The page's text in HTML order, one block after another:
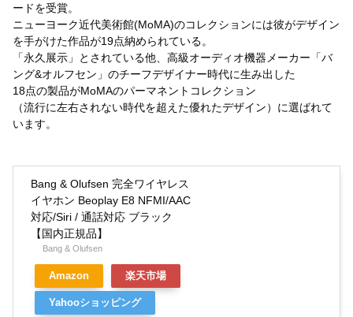
ードを受賞。
ニューヨーク近代美術館(MoMA)のコレクションには彼がデザイン
を手がけた作品が19点納められている。
「永久展示」とされている他、高級オーディオ機器メーカー「バ
ング&オルフセン」のチーフデザイナー時代に生み出した
18点の製品がMoMAのパーマネントコレクション
（流行に左右されない時代を超えた優れたデザイン）に選ばれて
います。
Bang & Olufsen 完全ワイヤレス
イヤホン Beoplay E8 NFMI/AAC
対応/Siri / 通話対応 ブラック
【国内正規品】
Bang & Olufsen
Amazon 楽天市場
Yahooショッピング